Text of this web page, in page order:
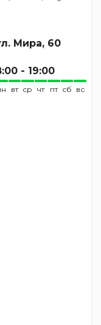
Мира, 60
- 19:00
вт ср чт пт сб вс